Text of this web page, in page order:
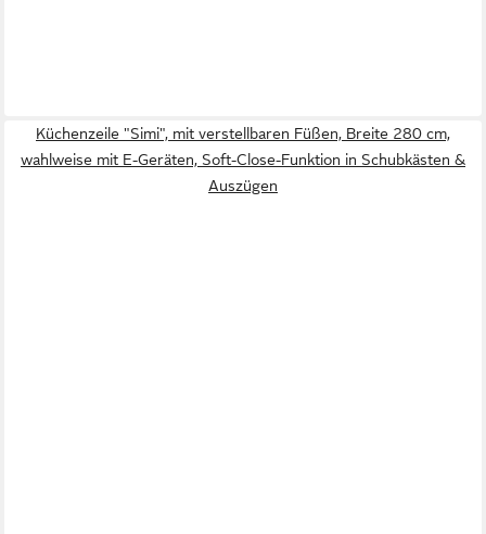
Küchenzeile "Simi", mit verstellbaren Füßen, Breite 280 cm,
wahlweise mit E-Geräten, Soft-Close-Funktion in Schubkästen &
Auszügen